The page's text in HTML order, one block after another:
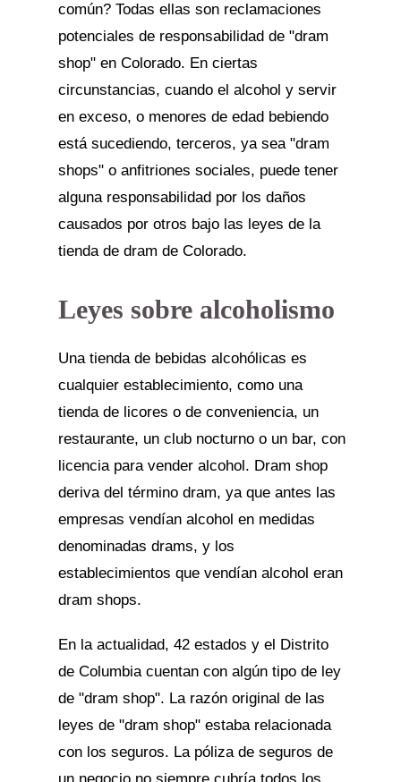
común? Todas ellas son reclamaciones
potenciales de responsabilidad de "dram
shop" en Colorado. En ciertas
circunstancias, cuando el alcohol y servir
en exceso, o menores de edad bebiendo
está sucediendo, terceros, ya sea "dram
shops" o anfitriones sociales, puede tener
alguna responsabilidad por los daños
causados por otros bajo las leyes de la
tienda de dram de Colorado.
Leyes sobre alcoholismo
Una tienda de bebidas alcohólicas es
cualquier establecimiento, como una
tienda de licores o de conveniencia, un
restaurante, un club nocturno o un bar, con
licencia para vender alcohol. Dram shop
deriva del término dram, ya que antes las
empresas vendían alcohol en medidas
denominadas drams, y los
establecimientos que vendían alcohol eran
dram shops.
En la actualidad, 42 estados y el Distrito
de Columbia cuentan con algún tipo de ley
de "dram shop". La razón original de las
leyes de "dram shop" estaba relacionada
con los seguros. La póliza de seguros de